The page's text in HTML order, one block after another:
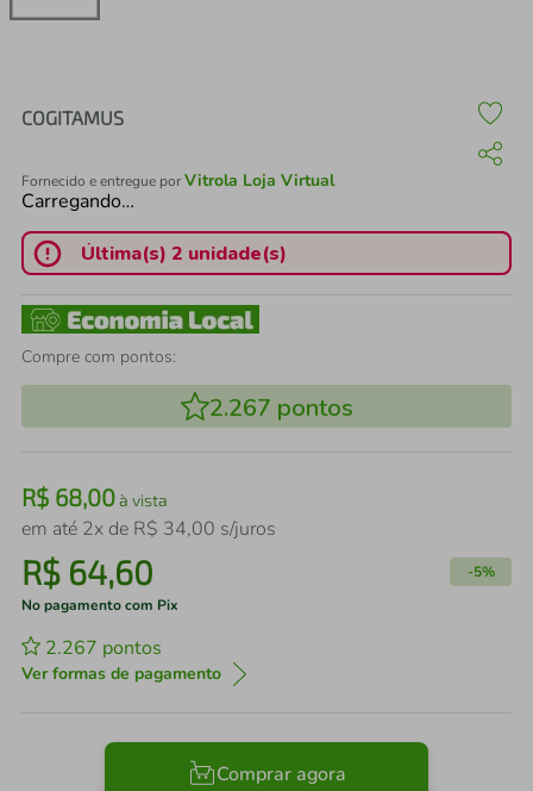
COGITAMUS
Fornecido e entregue porVitrola Loja Virtual
Carregando…
Última(s) 2 unidade(s)
Compre com pontos:
2.267 pontos
R$ 68,00à vista
em até 2x de R$ 34,00 s/juros
R$ 64,60 -5%
No pagamento com Pix
2.267 pontos
Ver formas de pagamento
Comprar agora